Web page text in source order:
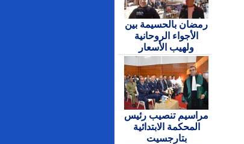
رمضان بالحسيمة بين
الأجواء الروحانية
ولهيب الأسعار
مراسيم تنصيب رئيس
المحكمة الابتدائية
بتارجسيت